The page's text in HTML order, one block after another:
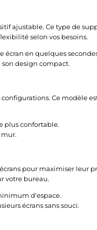
ajustable. Ce type de
selon vos besoins.
écran en quelques
design compact.
Ce modèle
plus confortable.
pour maximiser leur
votre bureau.
d'espace.
écrans sans souci.